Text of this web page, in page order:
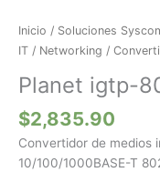
Inicio / Soluciones
IT / Networking /
Planet igtp-
$2,835.90
Convertidor de medios
10/100/1000BASE-T